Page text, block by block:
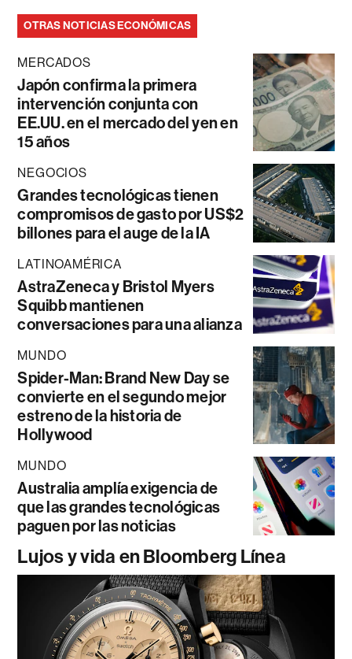
OTRAS NOTICIAS ECONÓMICAS
MERCADOS
Japón confirma la primera
intervención conjunta con
EE.UU. en el mercado del yen en
15 años
NEGOCIOS
Grandes tecnológicas tienen
compromisos de gasto por US$2
billones para el auge de la IA
LATINOAMÉRICA
AstraZeneca y Bristol Myers
Squibb mantienen
conversaciones para una alianza
MUNDO
Spider-Man: Brand New Day se
convierte en el segundo mejor
estreno de la historia de
Hollywood
MUNDO
Australia amplía exigencia de
que las grandes tecnológicas
paguen por las noticias
Lujos y vida en Bloomberg Línea